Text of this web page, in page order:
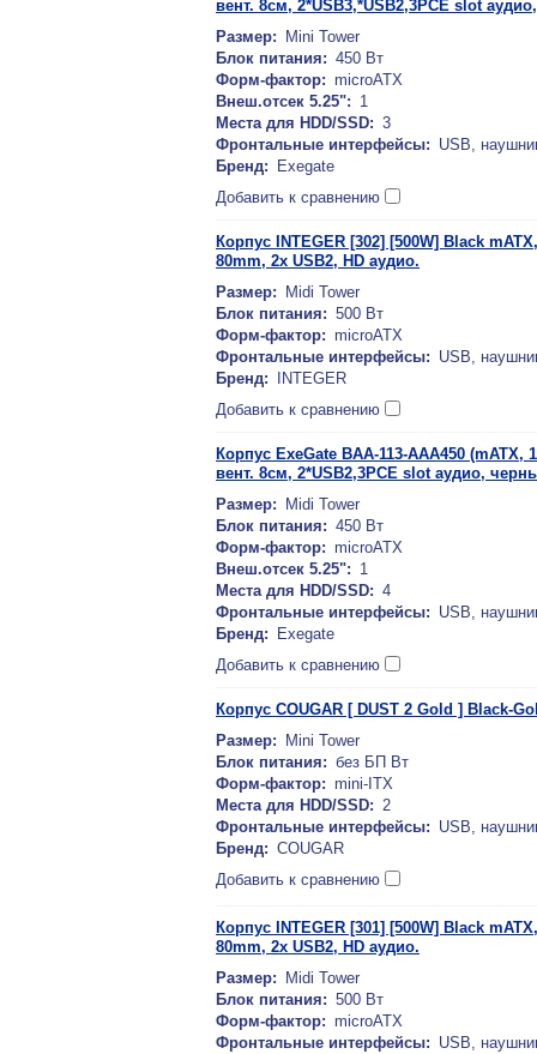
вент. 8см, 2*USB3,*USB2,3PCE slot
Размер:
Mini Tower
Блок питания: 450 Вт
Форм-фактор: microATX
Внеш.отсек 5.25": 1
Места для HDD/SSD: 3
Фронтальные интерфейсы: USB,
Бренд:
Exegate
Добавить к сравнению
Корпус INTEGER [302] [500W] Black
80mm, 2x USB2, HD аудио.
Размер:
Midi Tower
Блок питания: 500 Вт
Форм-фактор: microATX
Фронтальные интерфейсы: USB,
Бренд:
INTEGER
Добавить к сравнению
Корпус ExeGate BAA-113-AAA450
вент. 8см, 2*USB2,3PCE slot аудио,
Размер:
Midi Tower
Блок питания: 450 Вт
Форм-фактор: microATX
Внеш.отсек 5.25": 1
Места для HDD/SSD: 4
Фронтальные интерфейсы: USB,
Бренд:
Exegate
Добавить к сравнению
Корпус COUGAR [ DUST 2 Gold ] Black-
Размер:
Mini Tower
Блок питания: без БП Вт
Форм-фактор: mini-ITX
Места для HDD/SSD: 2
Фронтальные интерфейсы: USB,
Бренд: COUGAR
Добавить к сравнению
Корпус INTEGER [301] [500W] Black
80mm, 2x USB2, HD аудио.
Размер:
Midi Tower
Блок питания: 500 Вт
Форм-фактор: microATX
Фронтальные интерфейсы: USB,